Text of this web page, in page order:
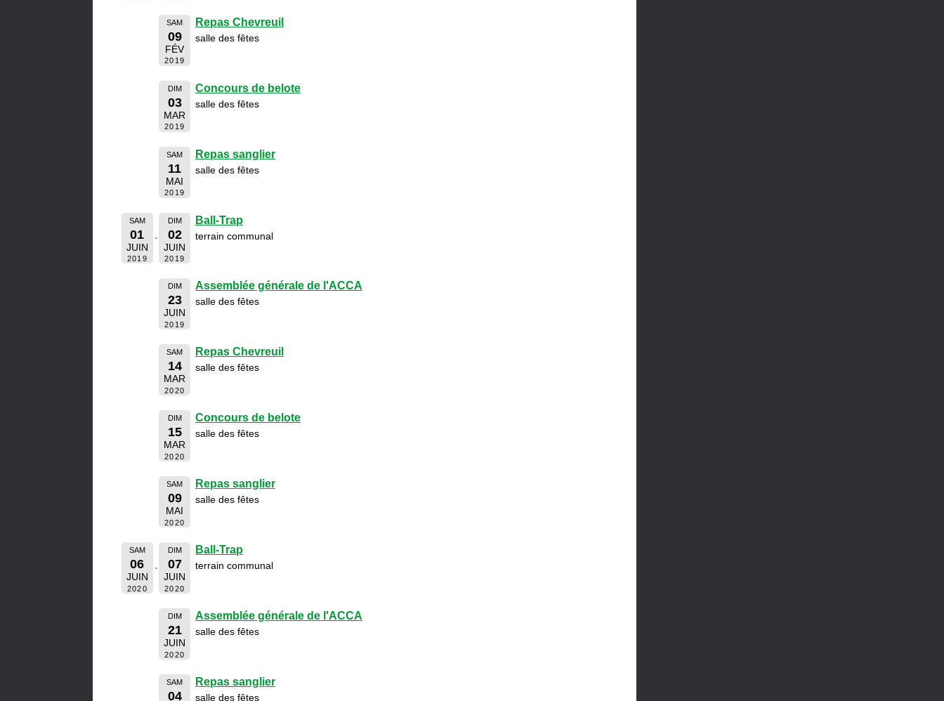
SAM
09
FÉV
2019
Repas Chevreuil
salle des fêtes
DIM
03
MAR
2019
Concours de belote
salle des fêtes
SAM
11
MAI
2019
Repas sanglier
salle des fêtes
SAM
01
JUIN
2019
DIM
02
JUIN
2019
Ball-Trap
terrain communal
DIM
23
JUIN
2019
Assemblée générale de l'ACCA
salle des fêtes
SAM
14
MAR
2020
Repas Chevreuil
salle des fêtes
DIM
15
MAR
2020
Concours de belote
salle des fêtes
SAM
09
MAI
2020
Repas sanglier
salle des fêtes
SAM
06
JUIN
2020
DIM
07
JUIN
2020
Ball-Trap
terrain communal
DIM
21
JUIN
2020
Assemblée générale de l'ACCA
salle des fêtes
SAM
04
Repas sanglier
salle des fêtes